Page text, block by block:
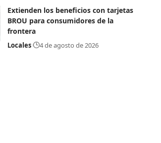
Extienden los beneficios con tarjetas
BROU para consumidores de la
frontera
Locales 4 de agosto de 2026